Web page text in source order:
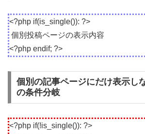
<?php if(is_single()): ?>
個別投稿ページの表示内容
<?php endif; ?>
個別の記事ページにだけ表示し
の条件分岐
<?php if(!is_single()): ?>